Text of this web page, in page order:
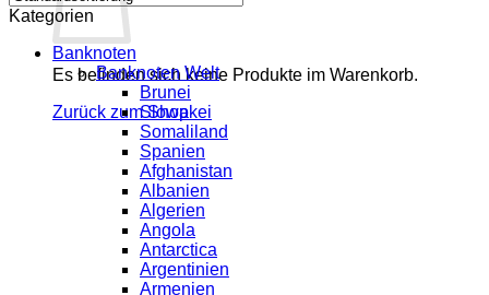
Es befinden sich keine Produkte im Warenkorb.
Zurück zum Shop
Kategorien
Banknoten
Banknoten Welt
Brunei
Slowakei
Somaliland
Spanien
Afghanistan
Albanien
Algerien
Angola
Antarctica
Argentinien
Armenien